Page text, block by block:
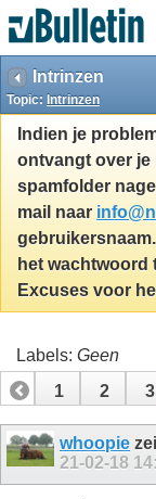
Intrinzen
Topic: Intrinzen
Indien je
ontvangt over je
spamfolder
mail naar
het wachtwoord
Excuses voor
Labels: Geen
1
2 3
whoopie
21-02-18